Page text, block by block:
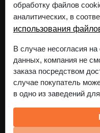
обработку файлов
аналитических, в
использования
В случае несогласия
данных, компания не
заказа посредством
случае покупатель
в одно из заведений
Интернет-магазин
Республики Беларусь 24
Регистрационный номер 568515
Все реквизиты